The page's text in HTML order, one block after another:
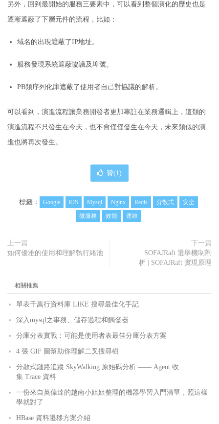
另外，回到最開始的服務三要素中，可以看到整個演化的歷史也是
逐漸遮蔽了下層元件的流程，比如：
域名的出現遮蔽了IP地址。
服務發現系統遮蔽協議及埠號。
PB類序列化庫遮蔽了使用者自己對協議的解析。
可以看到，演進流程讓業務開發者更加專註在業務邏輯上，這類的
演進流程不只發生在今天，也不會僅僅發生在今天，未來類似的演
進也將再次發生。
贊(1)
標籤： Google iOS Mysql Nginx Redis 分散式
安全
微服務
效能 運維
上一篇
如何優雅的使用和理解執行緒池
下一篇
SOFAJRaft 選舉機制剖
析 | SOFAJRaft 實現原理
相關推薦
單表千萬行資料庫 LIKE 搜尋最佳化手記
深入mysql之事務、儲存過程和觸發器
分庫分表實戰：可能是使用者表最佳分庫分表方案
4 張 GIF 圖幫助你理解二叉搜尋樹
分散式鏈路追蹤 SkyWalking 原始碼分析 —— Agent 收
集 Trace 資料
一份來自英偉達的越南小姐姐整理的機器學習入門清單，照這樣
學就對了
HBase 資料遷移方案介紹